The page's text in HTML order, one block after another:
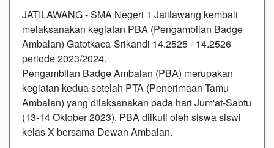
JATILAWANG - SMA Negeri 1 Jatilawang kembali
melaksanakan kegiatan PBA (Pengambilan Badge
Ambalan) Gatotkaca-Srikandi 14.2525 - 14.2526
periode 2023/2024.
Pengambilan Badge Ambalan (PBA) merupakan
kegiatan kedua setelah PTA (Penerimaan Tamu
Ambalan) yang dilaksanakan pada hari Jum'at-Sabtu
(13-14 Oktober 2023). PBA diikuti oleh siswa siswi
kelas X bersama Dewan Ambalan.